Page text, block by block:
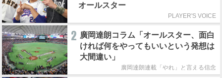
オールスター
PLAYER'S VOICE
2 廣岡達朗コラム「オールスター、面白
ければ何をやってもいいという発想は
大間違い」
廣岡達朗連載「やれ」と言える信念